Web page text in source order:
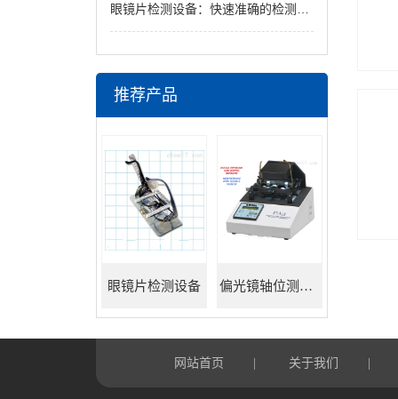
眼镜片检测设备：快速准确的检测优势
推荐产品
眼镜片检测设备 偏光镜轴位测试仪
网站首页 关于我们